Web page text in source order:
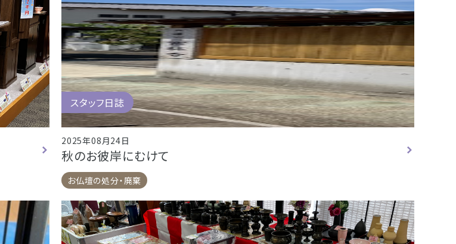
スタッフ日誌
2025年08月24日
秋のお彼岸にむけて
お仏壇の処分・廃棄